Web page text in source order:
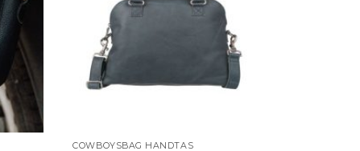
COWBOYSBAG HANDTAS